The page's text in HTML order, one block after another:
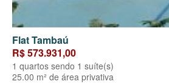
Flat Tambaú
R$ 573.931,00
1 quartos sendo 1 suíte(s)
25.00 m² de área privativa